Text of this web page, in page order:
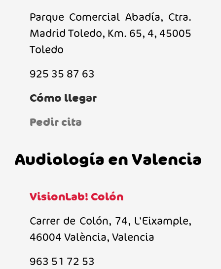
Parque Comercial Abadía, Ctra.
Madrid Toledo, Km. 65, 4, 45005
Toledo
925 35 87 63
Cómo llegar
Pedir cita
Audiología en Valencia
VisionLab! Colón
Carrer de Colón, 74, L'Eixample,
46004 València, Valencia
963 51 72 53